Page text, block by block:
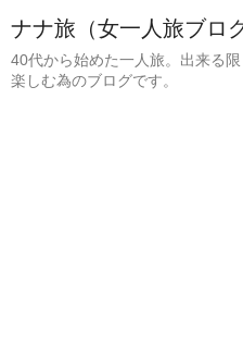
ナナ旅（女一人旅ブログ
40代から始めた一人旅。出来る
楽しむ為のブログです。